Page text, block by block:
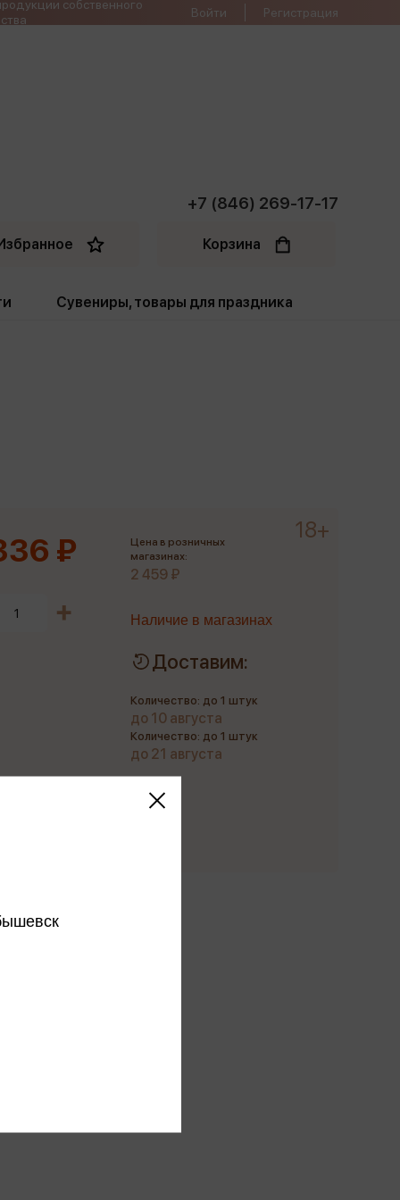
собственного
Войти Регистрация
+7 (846) 269-17-17
Корзина
Сувениры, товары для праздника
18+
₽
Цена в розничных
магазинах:
2 459 ₽
Наличие в магазинах
Доставим:
Количество: до 1 штук
до 10 августа
Количество: до 1 штук
до 21 августа
автора